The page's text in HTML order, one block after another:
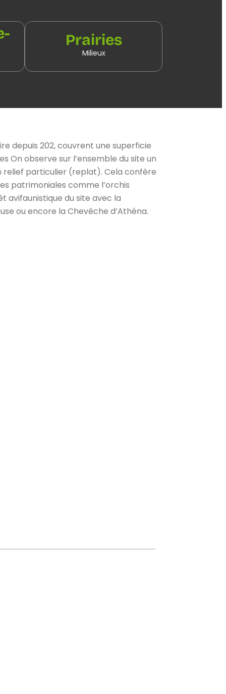
Prairies
Milieux
depuis 202, couvrent une superficie
On observe sur l’ensemble du site un
relief particulier (replat). Cela confère
patrimoniales comme l’orchis
avifaunistique du site avec la
ou encore la Chevêche d’Athéna.